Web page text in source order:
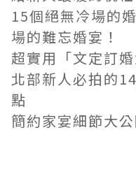
15個絕無冷場的
場的難忘婚宴！
超實用「文定訂
北部新人必拍的
點
簡約家宴細節大